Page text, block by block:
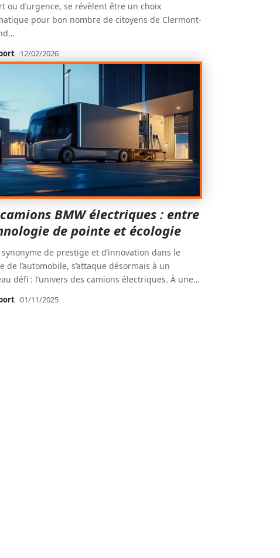
ou d’urgence, se révèlent être un choix
pour bon nombre de citoyens de Clermont-
…
12/02/2026
BMW électriques : entre
de pointe et écologie
synonyme de prestige et d’innovation dans le
de l’automobile, s’attaque désormais à un
défi : l’univers des camions électriques. À une…
01/11/2025